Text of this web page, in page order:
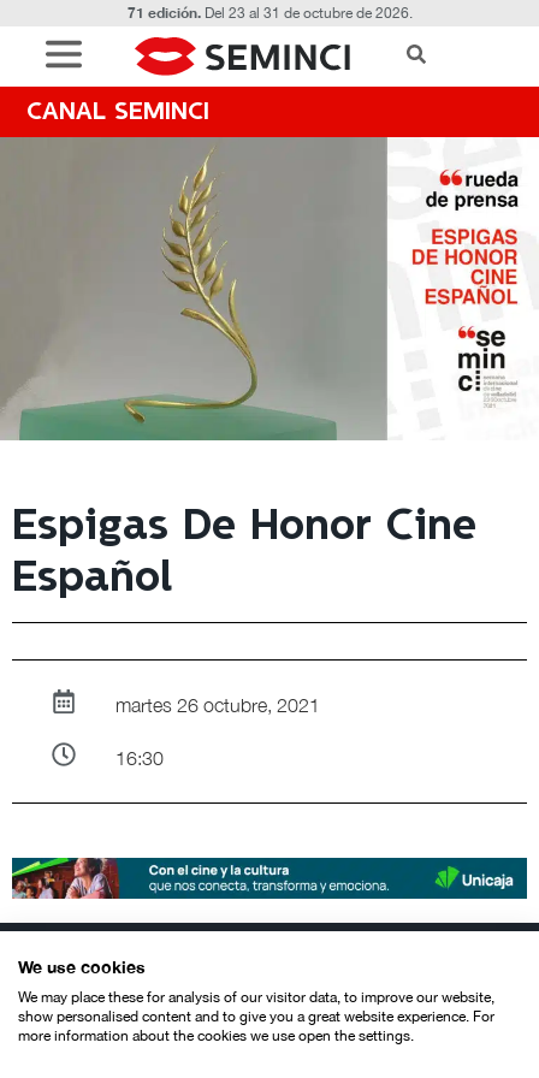
71 edición.Del 23 al 31 de octubre de 2026.
CANAL SEMINCI
Espigas De Honor Cine
Español
martes 26 octubre, 2021
16:30
We use cookies
We may place these for analysis of our visitor data, to improve our website,
show personalised content and to give you a great website experience. For
more information about the cookies we use open the settings.